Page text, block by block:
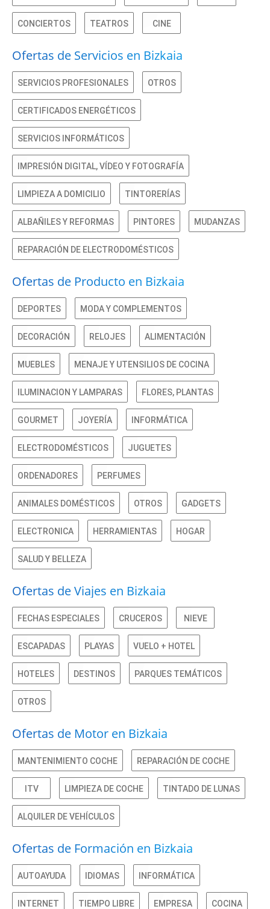
CONCIERTOS TEATROS CINE
Ofertas de Servicios en Bizkaia
SERVICIOS PROFESIONALES OTROS
CERTIFICADOS ENERGÉTICOS
SERVICIOS INFORMÁTICOS
IMPRESIÓN DIGITAL, VÍDEO Y FOTOGRAFÍA
LIMPIEZA A DOMICILIO TINTORERÍAS
ALBAÑILES Y REFORMAS PINTORES MUDANZAS
REPARACIÓN DE ELECTRODOMÉSTICOS
Ofertas de Producto en Bizkaia
DEPORTES MODA Y COMPLEMENTOS
DECORACIÓN RELOJES ALIMENTACIÓN
MUEBLES MENAJE Y UTENSILIOS DE COCINA
ILUMINACION Y LAMPARAS FLORES, PLANTAS
GOURMET JOYERÍA INFORMÁTICA
ELECTRODOMÉSTICOS JUGUETES
ORDENADORES PERFUMES
ANIMALES DOMÉSTICOS OTROS GADGETS
ELECTRONICA HERRAMIENTAS HOGAR
SALUD Y BELLEZA
Ofertas de Viajes en Bizkaia
FECHAS ESPECIALES CRUCEROS NIEVE
ESCAPADAS PLAYAS VUELO + HOTEL
HOTELES DESTINOS PARQUES TEMÁTICOS
OTROS
Ofertas de Motor en Bizkaia
MANTENIMIENTO COCHE REPARACIÓN DE COCHE
ITV LIMPIEZA DE COCHE TINTADO DE LUNAS
ALQUILER DE VEHÍCULOS
Ofertas de Formación en Bizkaia
AUTOAYUDA IDIOMAS INFORMÁTICA
INTERNET TIEMPO LIBRE EMPRESA COCINA